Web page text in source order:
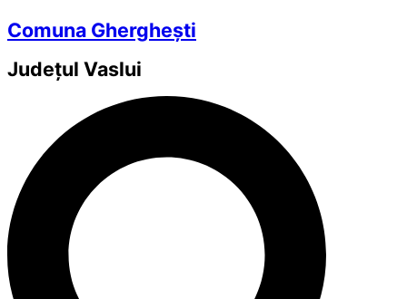
Comuna Gherghești
Județul Vaslui